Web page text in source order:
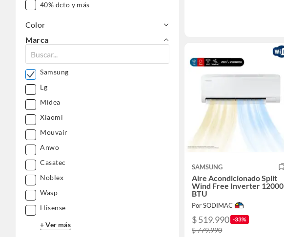
40% dcto y más
Color
Marca
Samsung
Lg
Midea
Xiaomi
Mouvair
Anwo
Casatec
Noblex
Wasp
Hisense
+ Ver más
SAMSUNG
Aire Acondicionado Split
Wind Free Inverter 12000
BTU
Por SODIMAC
$ 519.990 -33%
$ 779.990